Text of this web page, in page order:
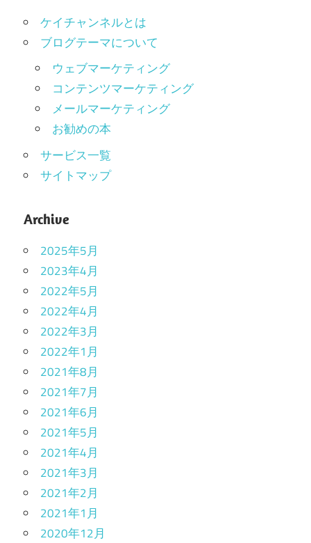
ケイチャンネルとは
ブログテーマについて
ウェブマーケティング
コンテンツマーケティング
メールマーケティング
お勧めの本
サービス一覧
サイトマップ
Archive
2025年5月
2023年4月
2022年5月
2022年4月
2022年3月
2022年1月
2021年8月
2021年7月
2021年6月
2021年5月
2021年4月
2021年3月
2021年2月
2021年1月
2020年12月